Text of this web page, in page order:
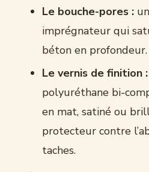
Le bouche-pores :
imprégnateur qui
béton en profondeur.
Le vernis de finition :
polyuréthane bi-
en mat, satiné ou
protecteur contre
taches.